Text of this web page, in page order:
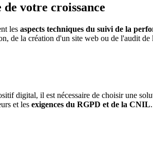
votre croissance
les aspects techniques du suivi de la
de la création d'un site web ou de l'audit de
digital, il est nécessaire de choisir une
et les exigences du RGPD et de la CNIL.